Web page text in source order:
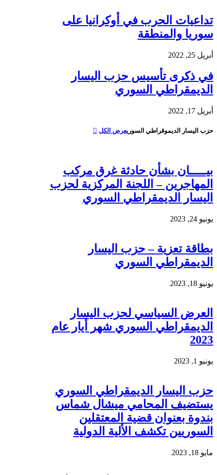
تداعيات الحرب في أوكرانيا على
سوريا والمنطقة
أبريل 25, 2022
في ذكرى تأسيس حزب اليسار
الديمقراطي السوري
أبريل 17, 2022
حزب اليسار الديموقراطي السوريعرض الكل
بيـــــان بشأن حادثة غرق مركب
المهاجرين – اللجنة المركزية لحزب
اليسار الديمقراطي السوري
يونيو 24, 2023
بطاقة تعزية – حزب اليسار
الديمقراطي السوري
يونيو 18, 2023
العرض السياسي لحزب اليسار
الديمقراطي السوري شهر أيار عام
2023
يونيو 1, 2023
حزب اليسار الديمقراطي السوري
يستضيف المحامي ميشال شماس
بندوة بعنوان قضية المعتقلين
السوريين تكشف الألية الدولية
مايو 18, 2023